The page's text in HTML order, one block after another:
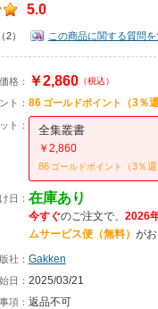
5.0
（2） この商品に関する質問を
価格： ￥2,860（税込）
ト： 86 ゴールドポイント （3％
ト： 全集叢書
￥2,860
86 ゴールドポイント （3％還
日： 在庫あり
今すぐのご注文で、 2026
ムサービス便（無料） がお
社： Gakken
日： 2025/03/21
項： 返品不可